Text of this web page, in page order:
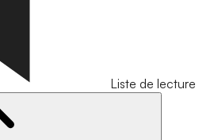
Liste de lecture